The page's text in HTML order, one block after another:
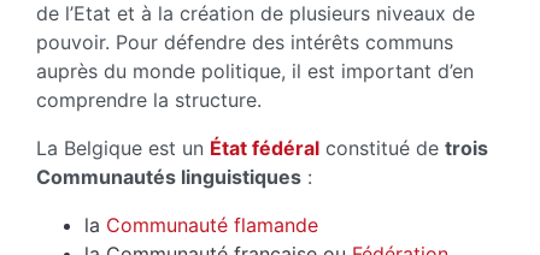
de l’Etat et à la création de plusieurs niveaux de
pouvoir. Pour défendre des intérêts communs
auprès du monde politique, il est important d’en
comprendre la structure.
La Belgique est un État fédéral constitué de trois
Communautés linguistiques :
la Communauté flamande